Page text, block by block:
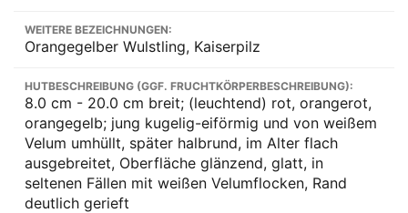
WEITERE BEZEICHNUNGEN:
Orangegelber Wulstling, Kaiserpilz
HUTBESCHREIBUNG (GGF. FRUCHTKÖRPERBESCHREIBUNG):
8.0 cm - 20.0 cm breit; (leuchtend) rot, orangerot,
orangegelb; jung kugelig-eiförmig und von weißem
Velum umhüllt, später halbrund, im Alter flach
ausgebreitet, Oberfläche glänzend, glatt, in
seltenen Fällen mit weißen Velumflocken, Rand
deutlich gerieft